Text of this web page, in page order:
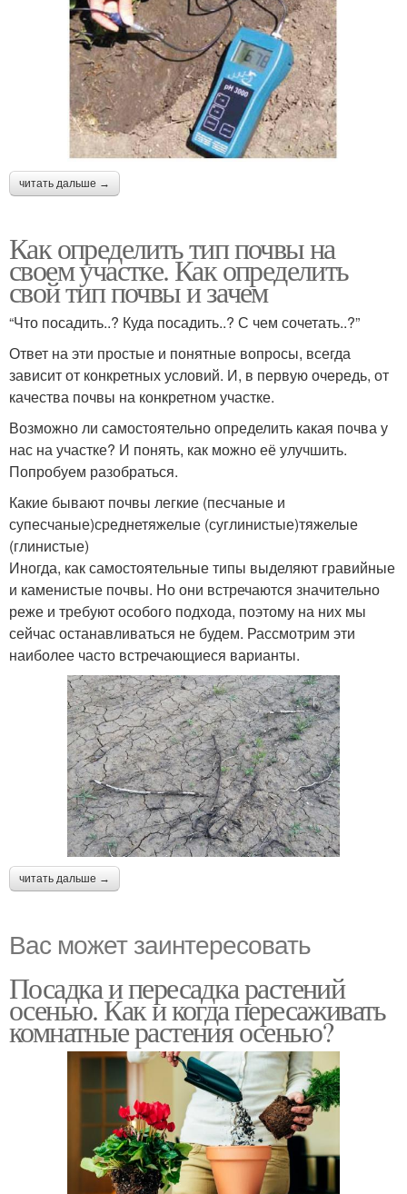
читать дальше →
Как определить тип почвы на
своем участке. Как определить
свой тип почвы и зачем
“Что посадить..? Куда посадить..? С чем сочетать..?”
Ответ на эти простые и понятные вопросы, всегда
зависит от конкретных условий. И, в первую очередь, от
качества почвы на конкретном участке.
Возможно ли самостоятельно определить какая почва у
нас на участке? И понять, как можно её улучшить.
Попробуем разобраться.
Какие бывают почвы легкие (песчаные и
супесчаные)среднетяжелые (суглинистые)тяжелые
(глинистые)
Иногда, как самостоятельные типы выделяют гравийные
и каменистые почвы. Но они встречаются значительно
реже и требуют особого подхода, поэтому на них мы
сейчас останавливаться не будем. Рассмотрим эти
наиболее часто встречающиеся варианты.
читать дальше →
Вас может заинтересовать
Посадка и пересадка растений
осенью. Как и когда пересаживать
комнатные растения осенью?